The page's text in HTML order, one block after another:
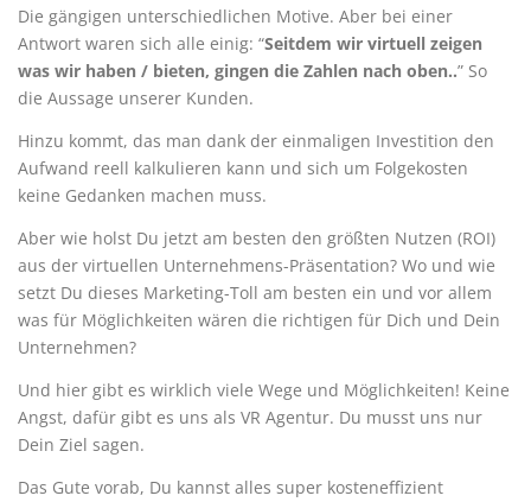
Die gängigen unterschiedlichen Motive. Aber bei einer
Antwort waren sich alle einig: “Seitdem wir virtuell zeigen
was wir haben / bieten, gingen die Zahlen nach oben..” So
die Aussage unserer Kunden.
Hinzu kommt, das man dank der einmaligen Investition den
Aufwand reell kalkulieren kann und sich um Folgekosten
keine Gedanken machen muss.
Aber wie holst Du jetzt am besten den größten Nutzen (ROI)
aus der virtuellen Unternehmens-Präsentation? Wo und wie
setzt Du dieses Marketing-Toll am besten ein und vor allem
was für Möglichkeiten wären die richtigen für Dich und Dein
Unternehmen?
Und hier gibt es wirklich viele Wege und Möglichkeiten! Keine
Angst, dafür gibt es uns als VR Agentur. Du musst uns nur
Dein Ziel sagen.
Das Gute vorab, Du kannst alles super kosteneffizient